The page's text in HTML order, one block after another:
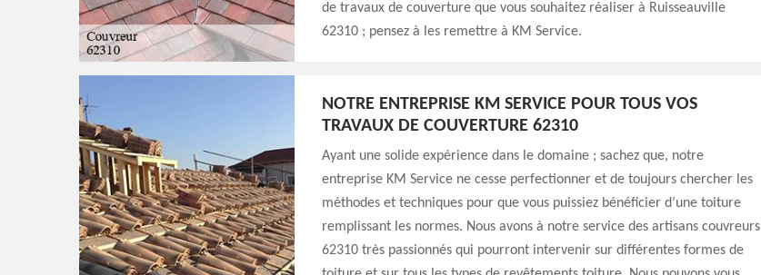
de travaux de couverture que vous souhaitez réaliser à Ruisseauville
62310 ; pensez à les remettre à KM Service.
NOTRE ENTREPRISE KM SERVICE POUR TOUS VOS
TRAVAUX DE COUVERTURE 62310
Ayant une solide expérience dans le domaine ; sachez que, notre
entreprise KM Service ne cesse perfectionner et de toujours chercher les
méthodes et techniques pour que vous puissiez bénéficier d’une toiture
remplissant les normes. Nous avons à notre service des artisans couvreurs
62310 très passionnés qui pourront intervenir sur différentes formes de